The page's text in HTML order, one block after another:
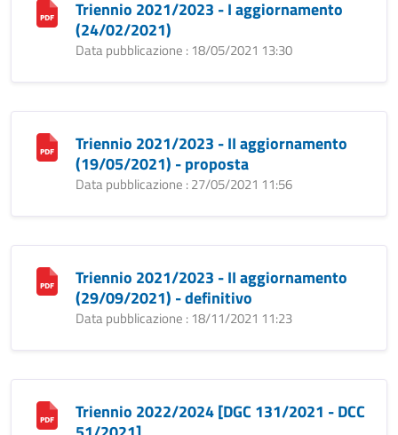
Triennio 2021/2023 - I aggiornamento
(24/02/2021)
Data pubblicazione : 18/05/2021 13:30
Triennio 2021/2023 - II aggiornamento
(19/05/2021) - proposta
Data pubblicazione : 27/05/2021 11:56
Triennio 2021/2023 - II aggiornamento
(29/09/2021) - definitivo
Data pubblicazione : 18/11/2021 11:23
Triennio 2022/2024 [DGC 131/2021 - DCC